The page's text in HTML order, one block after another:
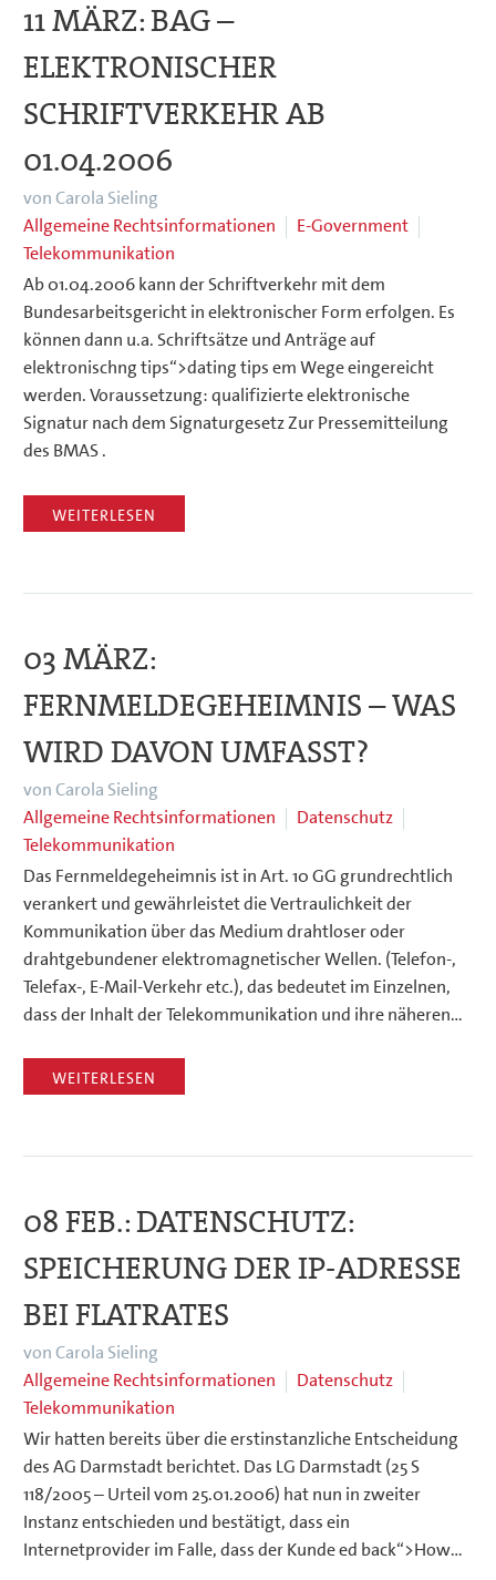
11 MÄRZ:BAG –
ELEKTRONISCHER
SCHRIFTVERKEHR AB
01.04.2006
von Carola Sieling
Allgemeine Rechtsinformationen
E-Government
Telekommunikation
Ab 01.04.2006 kann der Schriftverkehr mit dem
Bundesarbeitsgericht in elektronischer Form erfolgen. Es
können dann u.a. Schriftsätze und Anträge auf
elektronischng tips“>dating tips em Wege eingereicht
werden. Voraussetzung: qualifizierte elektronische
Signatur nach dem Signaturgesetz Zur Pressemitteilung
des BMAS .
WEITERLESEN
03 MÄRZ:
FERNMELDEGEHEIMNIS – WAS
WIRD DAVON UMFASST?
von Carola Sieling
Allgemeine Rechtsinformationen
Datenschutz
Telekommunikation
Das Fernmeldegeheimnis ist in Art. 10 GG grundrechtlich
verankert und gewährleistet die Vertraulichkeit der
Kommunikation über das Medium drahtloser oder
drahtgebundener elektromagnetischer Wellen. (Telefon-,
Telefax-, E-Mail-Verkehr etc.), das bedeutet im Einzelnen,
dass der Inhalt der Telekommunikation und ihre näheren…
WEITERLESEN
08 FEB.:DATENSCHUTZ:
SPEICHERUNG DER IP-ADRESSE
BEI FLATRATES
von Carola Sieling
Allgemeine Rechtsinformationen
Datenschutz
Telekommunikation
Wir hatten bereits über die erstinstanzliche Entscheidung
des AG Darmstadt berichtet. Das LG Darmstadt (25 S
118/2005 – Urteil vom 25.01.2006) hat nun in zweiter
Instanz entschieden und bestätigt, dass ein
Internetprovider im Falle, dass der Kunde ed back“>How…